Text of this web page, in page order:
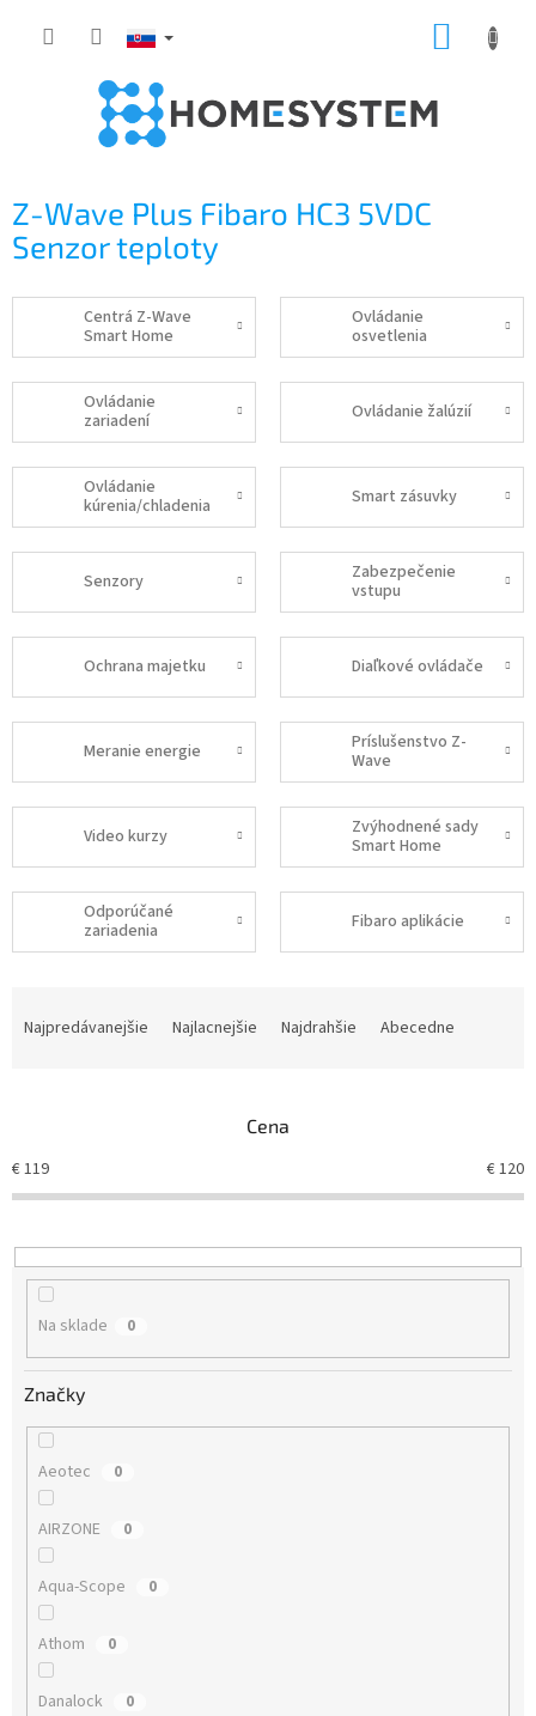
Z-Wave Plus Fibaro HC3 5VDC
Senzor teploty
Centrá Z-Wave
Smart Home
Ovládanie
osvetlenia
Ovládanie
zariadení
Ovládanie žalúzií
Ovládanie
kúrenia/chladenia
Smart zásuvky
Senzory
Zabezpečenie
vstupu
Ochrana majetku Diaľkové ovládače
Meranie energie
Príslušenstvo Z-
Wave
Video kurzy
Zvýhodnené sady
Smart Home
Odporúčané
zariadenia
Fibaro aplikácie
e
p
r
d
Najpredávanejšie Najlacnejšie Najdrahšie Abecedne
Cena
€119 €120
Na sklade 0
Značky
Aeotec 0
AIRZONE 0
Aqua-Scope 0
Athom 0
Danalock 0